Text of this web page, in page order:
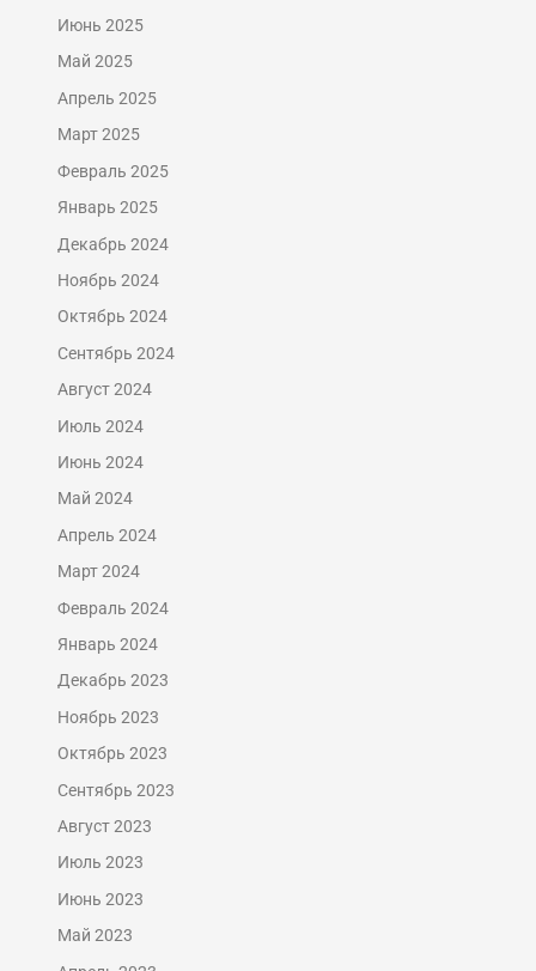
Июнь 2025
Май 2025
Апрель 2025
Март 2025
Февраль 2025
Январь 2025
Декабрь 2024
Ноябрь 2024
Октябрь 2024
Сентябрь 2024
Август 2024
Июль 2024
Июнь 2024
Май 2024
Апрель 2024
Март 2024
Февраль 2024
Январь 2024
Декабрь 2023
Ноябрь 2023
Октябрь 2023
Сентябрь 2023
Август 2023
Июль 2023
Июнь 2023
Май 2023